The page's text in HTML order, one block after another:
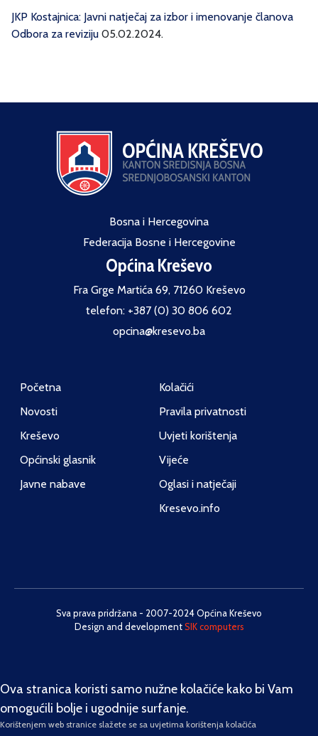
JKP Kostajnica: Javni natječaj za izbor i imenovanje članova
Odbora za reviziju 05.02.2024.
Bosna i Hercegovina
Federacija Bosne i Hercegovine
Općina Kreševo
Fra Grge Martića 69, 71260 Kreševo
telefon: +387 (0) 30 806 602
opcina@kresevo.ba
Početna
Novosti
Kreševo
Općinski glasnik
Javne nabave
Kolačići
Pravila privatnosti
Uvjeti korištenja
Vijeće
Oglasi i natječaji
Kresevo.info
Sva prava pridržana - 2007-2024 Općina Kreševo
Design and developmentSIK computers
Ova stranica koristi samo nužne kolačiće kako bi Vam
omogućili bolje i ugodnije surfanje.
Korištenjem web stranice slažete se sa uvjetima korištenja kolačića